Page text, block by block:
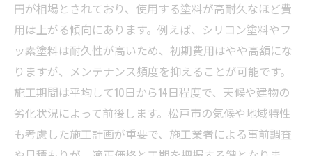
円が相場とされており、使用する塗料が高耐久なほど費
用は上がる傾向にあります。例えば、シリコン塗料やフ
ッ素塗料は耐久性が高いため、初期費用はやや高額にな
りますが、メンテナンス頻度を抑えることが可能です。
施工期間は平均して10日から14日程度で、天候や建物の
劣化状況によって前後します。松戸市の気候や地域特性
も考慮した施工計画が重要で、施工業者による事前調査